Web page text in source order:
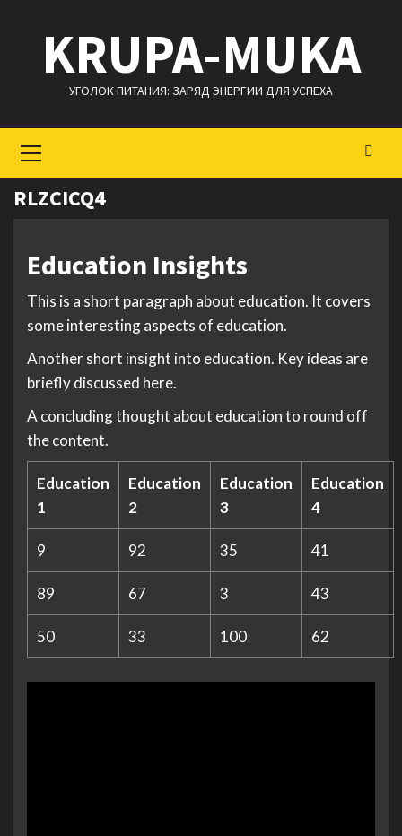
содержимому
KRUPA-MUKA
УГОЛОК ПИТАНИЯ: ЗАРЯД ЭНЕРГИИ ДЛЯ УСПЕХА
меню
RLZCICQ4
Education Insights
This is a short paragraph about education. It covers
some interesting aspects of education.
Another short insight into education. Key ideas are
briefly discussed here.
A concluding thought about education to round off
the content.
Education
1
Education
2
Education
3
Education
4
9 92 35 41
89 67 3 43
50 33 100 62